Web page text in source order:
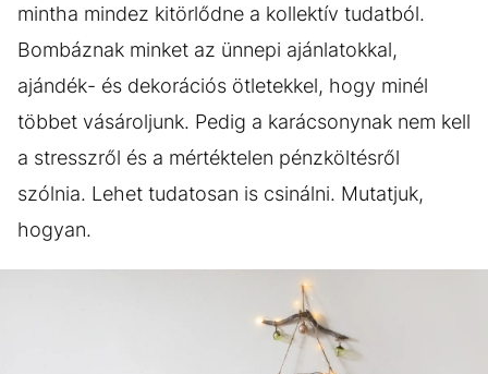
mintha mindez kitörlődne a kollektív tudatból.
Bombáznak minket az ünnepi ajánlatokkal,
ajándék- és dekorációs ötletekkel, hogy minél
többet vásároljunk. Pedig a karácsonynak nem kell
a stresszről és a mértéktelen pénzköltésről
szólnia. Lehet tudatosan is csinálni. Mutatjuk,
hogyan.